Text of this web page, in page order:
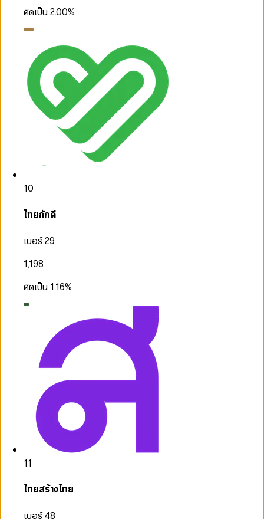
คิดเป็น2.00%
10
ไทยภักดี
เบอร์ 29
1,198
คิดเป็น 1.16%
11
ไทยสร้างไทย
เบอร์ 48